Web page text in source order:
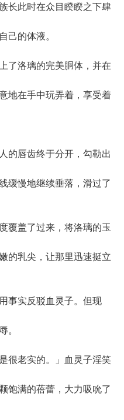
此时在众目睽睽之下肆
己的体液。
洛璃的完美胴体，并在
地在手中玩弄着，享受着
唇齿终于分开，勾勒出
缓慢地继续垂落，滑过了
盖了过来，将洛璃的玉
的乳尖，让那里迅速挺立
实反驳血灵子。但现
。
老实的。」血灵子淫笑
饱满的蓓蕾，大力吸吮了